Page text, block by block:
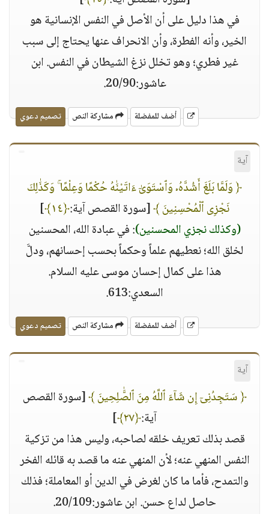
في هذا دليل على أن الأصل في النفس الإنسانية هو
الخير، وأنه الفطرة، وأن الانحراف عنها يحتاج إلى سبب
غير فطري؛ وهو تخلل نزغ الشيطان في النفس. ابن
عاشور:20/90.
أضف للمفضلة مشاركة النص تصميم دعوي
آية
﴿ وَلَمَّا بَلَغَ أَشُدَّهُۥ وَٱسْتَوَىٰٓ ءَاتَيْنَٰهُ حُكْمًا وَعِلْمًا ۚ وَكَذَٰلِكَ
نَجْزِى ٱلْمُحْسِنِينَ ﴾[سورة القصص آية:﴿١٤﴾
]
(وكذلك نجزي المحسنين): في عبادة الله، المحسنين
لخلق الله؛ نعطيهم علماً وحكماً بحسب إحسانهم، ودلَّ
هذا على كمال إحسان موسى عليه السلام.
السعدي:613.
أضف للمفضلة مشاركة النص تصميم دعوي
آية
﴿ سَتَجِدُنِىٓ إِن شَآءَ ٱللَّهُ مِنَ ٱلصَّٰلِحِينَ ﴾[سورة القصص
آية:﴿٢٧﴾
]
قصد بذلك تعريف خلقه لصاحبه، وليس هذا من تزكية
النفس المنهي عنه؛ لأن المنهي عنه ما قصد به قائله الفخر
والتمدح، فأما ما كان لغرض في الدين أو المعاملة؛ فذلك
حاصل لداع حسن. ابن عاشور:20/109.